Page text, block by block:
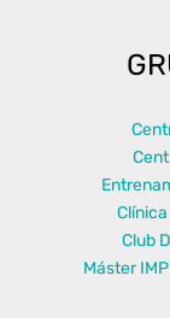
Club
Máster